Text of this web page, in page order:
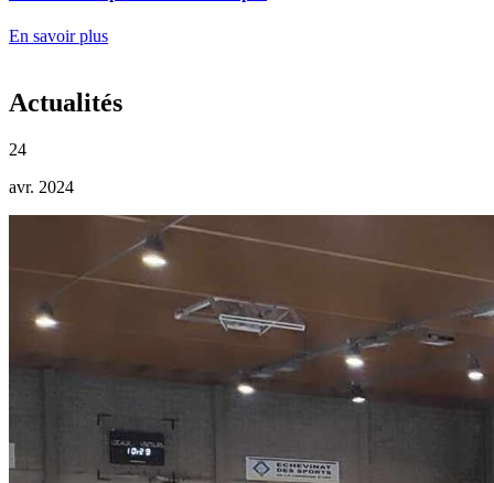
En savoir plus
Actualités
24
avr. 2024